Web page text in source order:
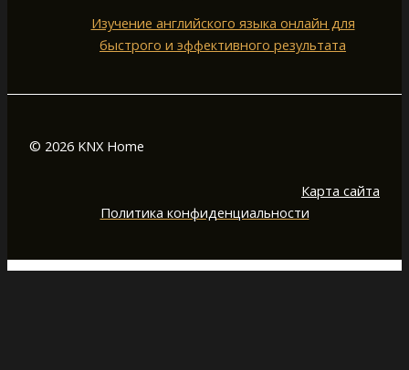
Изучение английского языка онлайн для
быстрого и эффективного результата
© 2026 KNX Home
Карта сайта
Политика конфиденциальности